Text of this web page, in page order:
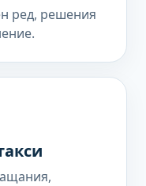
ред, решения